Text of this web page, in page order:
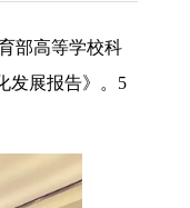
部高等学校科
发展报告》。5